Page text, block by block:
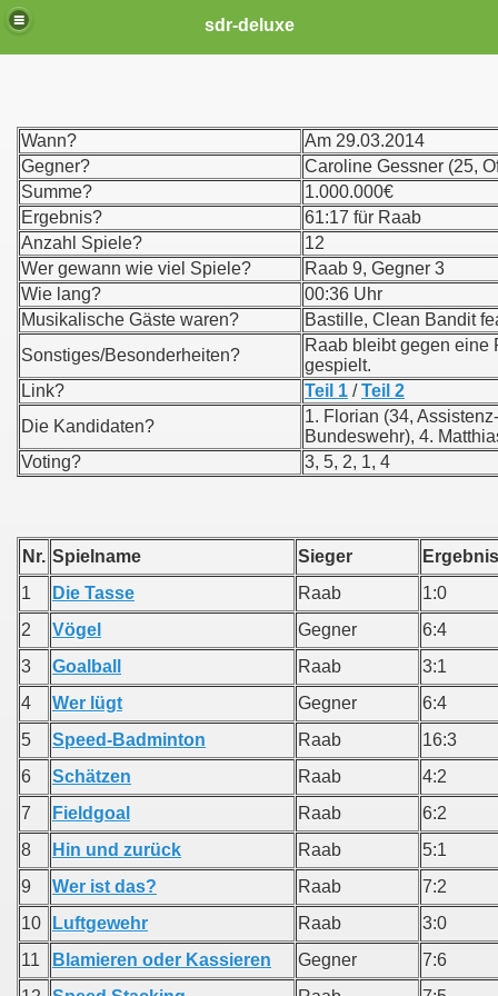
sdr-deluxe
Wann?
Am 29.03.2014
Gegner?
Caroline Gessner (25,
Summe?
1.000.000€
Ergebnis?
61:17 für Raab
Anzahl Spiele?
12
Wer gewann wie viel Spiele?
Raab 9, Gegner 3
Wie lang?
00:36 Uhr
Musikalische Gäste waren?
Bastille, Clean Bandit
Sonstiges/Besonderheiten?
Raab bleibt gegen eine
gespielt.
Link?
Teil 1 /Teil 2
Die Kandidaten?
1. Florian (34,
Bundeswehr), 4.
Voting?
3, 5, 2, 1, 4
Nr. Spielname Sieger
1
Die Tasse Raab
1:0
2
Vögel Gegner
6:4
3
Goalball Raab
3:1
4
Wer lügt Gegner
6:4
5
Speed-Badminton Raab
16:3
6
Schätzen Raab
4:2
7
Fieldgoal Raab
6:2
8
Hin und zurück Raab
5:1
9
Wer ist das? Raab
7:2
10
Luftgewehr Raab
3:0
11
Blamieren oder Kassieren Gegner
7:6